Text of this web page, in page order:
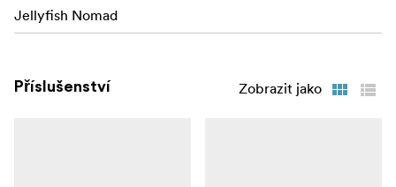
Jellyfish Nomad
Příslušenství Zobrazit jako